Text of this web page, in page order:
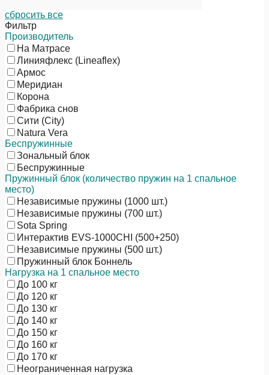
сбросить все
Фильтр
Производитель
На Матрасе
Линияфлекс (Lineaflex)
Армос
Меридиан
Корона
Фабрика снов
Сити (City)
Natura Vera
Беспружинные
Зональный блок
Беспружинные
Пружинный блок (количество пружин на 1 спальное
место)
Независимые пружины (1000 шт.)
Независимые пружины (700 шт.)
Sota Spring
Интерактив EVS-1000CHI (500+250)
Независимые пружины (500 шт.)
Пружинный блок Боннель
Нагрузка на 1 спальное место
До 100 кг
До 120 кг
До 130 кг
До 140 кг
До 150 кг
До 160 кг
До 170 кг
Неограниченная нагрузка